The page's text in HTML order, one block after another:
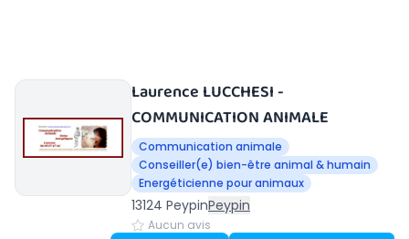
Laurence LUCCHESI -
COMMUNICATION ANIMALE
Communication animale
Conseiller(e) bien-être animal & humain
Energéticienne pour animaux
13124 PeypinPeypin
Aucun avis